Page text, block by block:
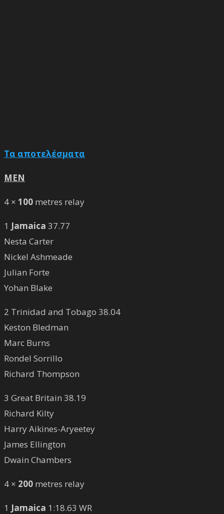
Τα αποτελέσματα
MEN
4 × 100 metres relay
1 Jamaica 37.77
Nesta Carter
Nickel Ashmeade
Julian Forte
Yohan Blake
2 Trinidad and Tobago 38.04
Keston Bledman
Marc Burns
Rondel Sorrillo
Richard Thompson
3 Great Britain 38.19
Richard Kilty
Harry Aikines-Aryeetey
James Ellington
Dwain Chambers
4 × 200 metres relay
1 Jamaica 1:18.63 WR